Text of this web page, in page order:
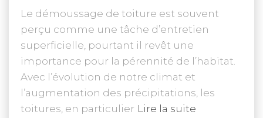
Le démoussage de toiture est souvent
perçu comme une tâche d’entretien
superficielle, pourtant il revêt une
importance pour la pérennité de l’habitat.
Avec l’évolution de notre climat et
l’augmentation des précipitations, les
toitures, en particulier Lire la suite